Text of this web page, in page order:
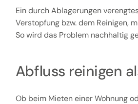
Ein durch Ablagerungen
Verstopfung bzw. dem Reinigen,
So wird das Problem nachhaltig
Abfluss reinigen
Ob beim Mieten einer Wohnung